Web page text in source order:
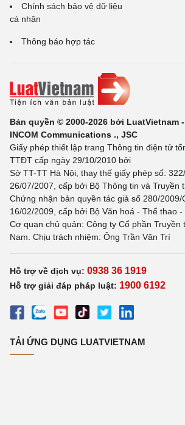
Chính sách bảo vệ dữ liệu
cá nhân
Thông báo hợp tác
Bản quyền © 2000-2026 bởi LuatVietnam
INCOM Communications ., JSC
Giấy phép thiết lập trang Thông tin điện tử
TTĐT cấp ngày 29/10/2010 bởi
Sở TT-TT Hà Nội, thay thế giấy phép số:
26/07/2007, cấp bởi Bộ Thông tin và Truyền
Chứng nhận bản quyền tác giả số 280/2009/
16/02/2009, cấp bởi Bộ Văn hoá - Thể thao -
Cơ quan chủ quản: Công ty Cổ phần Truyền
Nam. Chịu trách nhiệm: Ông Trần Văn Trí
Hỗ trợ về dịch vụ: 0938 36 1919
Hỗ trợ giải đáp pháp luật: 1900 6192
TẢI ỨNG DỤNG LUATVIETNAM